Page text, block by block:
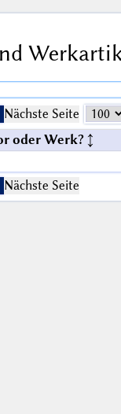
Nächste Seite
oder Werk?
Nächste Seite